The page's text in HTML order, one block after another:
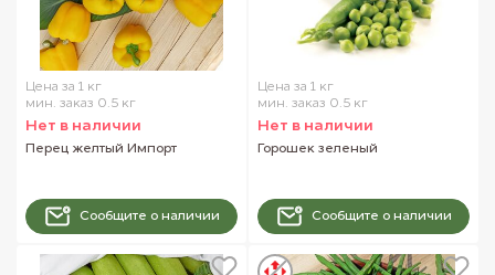
Цена за 1 кг
мин. заказ 0.5 кг
Нет в наличии
Перец желтый Импорт
Сообщите о наличии
Цена за 1 кг
мин. заказ 0.5 кг
Нет в наличии
Горошек зеленый
Сообщите о наличии